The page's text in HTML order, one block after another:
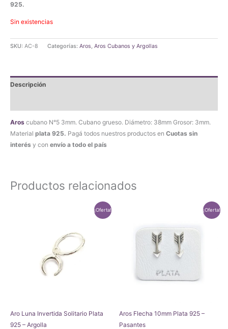
925.
Sin existencias
SKU: AC-8 Categorías: Aros, Aros Cubanos y Argollas
Descripción
Aros cubano N°5 3mm. Cubano grueso. Diámetro: 38mm Grosor: 3mm.
Material plata 925. Pagá todos nuestros productos en Cuotas sin
interés y con envío a todo el país
Productos relacionados
¡Oferta!
Aro Luna Invertida Solitario Plata
925 – Argolla
¡Oferta!
Aros Flecha 10mm Plata 925 –
Pasantes